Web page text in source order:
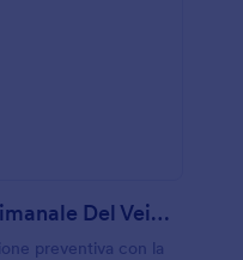
Lista Di Controllo Settimanale Del Veicolo
preventiva con la